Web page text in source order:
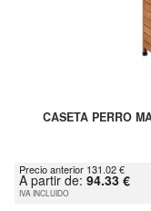
CASETA PERRO
Precio anterior 131.02 €
A partir de: 94.33 €
IVA INCLUIDO